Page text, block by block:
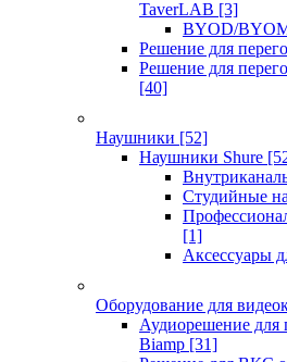
TaverLAB [3]
BYOD/
Решение для
Решение для
[40]
Наушники [52]
Наушники Shure
Студийные
[1]
Аксессуары
Оборудование для
Аудиорешение для
Biamp [31]